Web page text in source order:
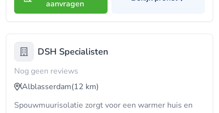
aanvragen
DSH Specialisten
Nog geen reviews
Alblasserdam(12 km)
Spouwmuurisolatie zorgt voor een warmer huis en